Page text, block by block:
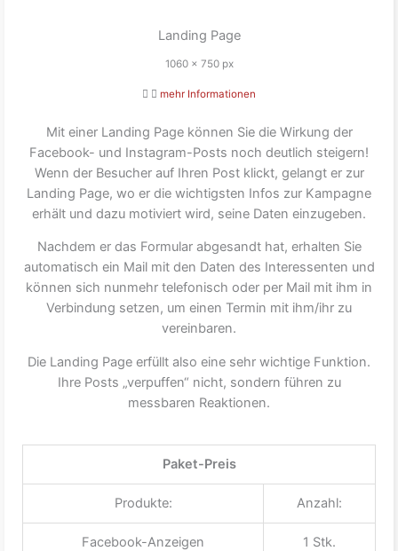
Landing Page
1060 x 750 px
mehr Informationen
Mit einer Landing Page können Sie die Wirkung der
Facebook- und Instagram-Posts noch deutlich steigern!
Wenn der Besucher auf Ihren Post klickt, gelangt er zur
Landing Page, wo er die wichtigsten Infos zur Kampagne
erhält und dazu motiviert wird, seine Daten einzugeben.
Nachdem er das Formular abgesandt hat, erhalten Sie
automatisch ein Mail mit den Daten des Interessenten und
können sich nunmehr telefonisch oder per Mail mit ihm in
Verbindung setzen, um einen Termin mit ihm/ihr zu
vereinbaren.
Die Landing Page erfüllt also eine sehr wichtige Funktion.
Ihre Posts „verpuffen“ nicht, sondern führen zu
messbaren Reaktionen.
Paket-Preis
Produkte: Anzahl:
Facebook-Anzeigen 1 Stk.